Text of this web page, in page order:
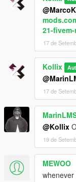
21-
17 de
Kollix
17 de
@Kollix
19 de
MEWOO